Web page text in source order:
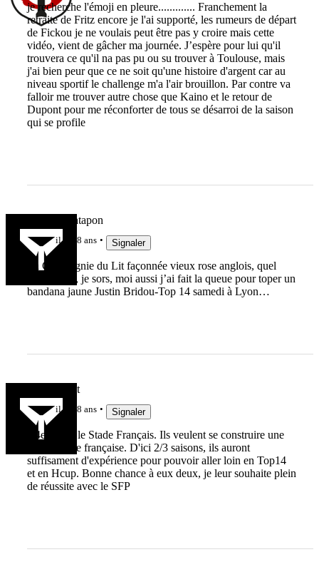
je recherche l'émoji en pleure............. Franchement la
retraite de Fritz encore je l'ai supporté, les rumeurs de départ
de Fickou je ne voulais peut être pas y croire mais cette
vidéo, vient de gâcher ma journée. J’espère pour lui qu'il
trouvera ce qu'il na pas pu ou su trouver à Toulouse, mais
j'ai bien peur que ce ne soit qu'une histoire d'argent car au
niveau sportif le challenge m'a l'air brouillon. Par contre va
falloir me trouver autre chose que Kaino et le retour de
Dupont pour me réconforter de tous se désarroi de la saison
qui se profile
Maurice Patapon
il y a 8 ans Signaler
La Compagnie du Lit façonnée vieux rose anglois, quel
Talan ! Ok, je sors, moi aussi j’ai fait la queue pour toper un
bandana jaune Justin Bridou-Top 14 samedi à Lyon…
Bastarocket
il y a 8 ans Signaler
C4est bien le Stade Français. Ils veulent se construire une
belle équipe française. D'ici 2/3 saisons, ils auront
suffisament d'expérience pour pouvoir aller loin en Top14
et en Hcup. Bonne chance à eux deux, je leur souhaite plein
de réussite avec le SFP